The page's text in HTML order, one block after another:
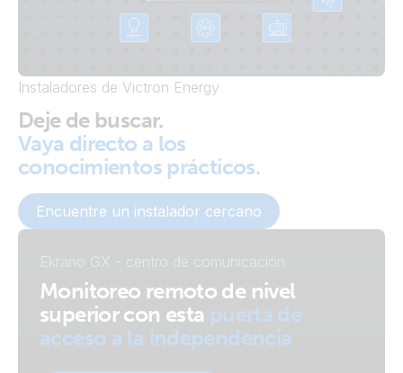
Instaladores de Victron Energy
Deje de buscar.
Vaya directo a los
conocimientos prácticos.
Encuentre un instalador cercano
Ekrano GX - centro de comunicación
Monitoreo remoto de nivel
superior con esta puerta de
acceso a la independencia